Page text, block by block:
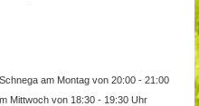
am Montag von 20:00 - 21:00
Mittwoch von 18:30 - 19:30 Uhr